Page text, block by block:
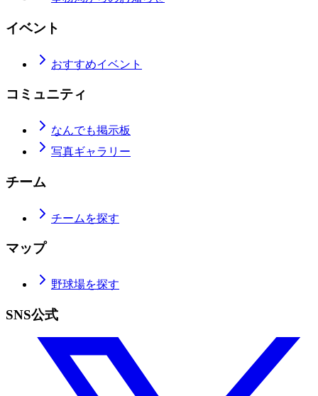
イベント
おすすめイベント
コミュニティ
なんでも掲示板
写真ギャラリー
チーム
チームを探す
マップ
野球場を探す
SNS公式